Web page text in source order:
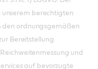
berechtigten
den ordnungsgemäßen
Bereitstellung
und
auf bevorzugte